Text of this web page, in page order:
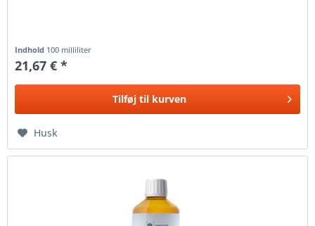
Indhold 100 milliliter
21,67 € *
Tilføj til kurven
Husk